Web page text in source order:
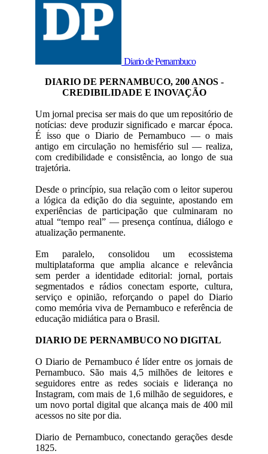
Diario de Pernambuco
DIARIO DE PERNAMBUCO, 200 ANOS -
CREDIBILIDADE E INOVAÇÃO
Um jornal precisa ser mais do que um repositório de
notícias: deve produzir significado e marcar época.
É isso que o Diario de Pernambuco — o mais
antigo em circulação no hemisfério sul — realiza,
com credibilidade e consistência, ao longo de sua
trajetória.
Desde o princípio, sua relação com o leitor superou
a lógica da edição do dia seguinte, apostando em
experiências de participação que culminaram no
atual “tempo real” — presença contínua, diálogo e
atualização permanente.
Em paralelo, consolidou um ecossistema
multiplataforma que amplia alcance e relevância
sem perder a identidade editorial: jornal, portais
segmentados e rádios conectam esporte, cultura,
serviço e opinião, reforçando o papel do Diario
como memória viva de Pernambuco e referência de
educação midiática para o Brasil.
DIARIO DE PERNAMBUCO NO DIGITAL
O Diario de Pernambuco é líder entre os jornais de
Pernambuco. São mais 4,5 milhões de leitores e
seguidores entre as redes sociais e liderança no
Instagram, com mais de 1,6 milhão de seguidores, e
um novo portal digital que alcança mais de 400 mil
acessos no site por dia.
Diario de Pernambuco, conectando gerações desde
1825.